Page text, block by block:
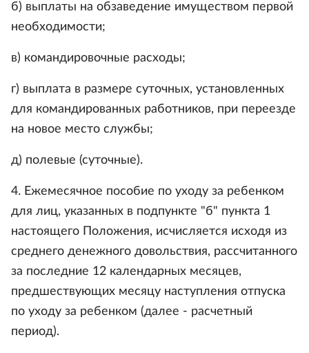
б) выплаты на обзаведение имуществом первой
необходимости;
в) командировочные расходы;
г) выплата в размере суточных, установленных
для командированных работников, при переезде
на новое место службы;
д) полевые (суточные).
4. Ежемесячное пособие по уходу за ребенком
для лиц, указанных в подпункте "б" пункта 1
настоящего Положения, исчисляется исходя из
среднего денежного довольствия, рассчитанного
за последние 12 календарных месяцев,
предшествующих месяцу наступления отпуска
по уходу за ребенком (далее - расчетный
период).